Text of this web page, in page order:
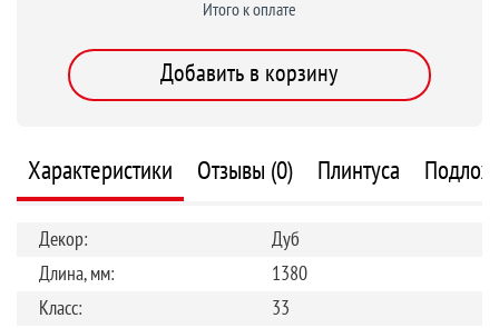
Итого к оплате
Добавить в корзину
Характеристики Отзывы (0) Плинтуса
Декор:
Дуб
Длина, мм:
1380
Класс:
33